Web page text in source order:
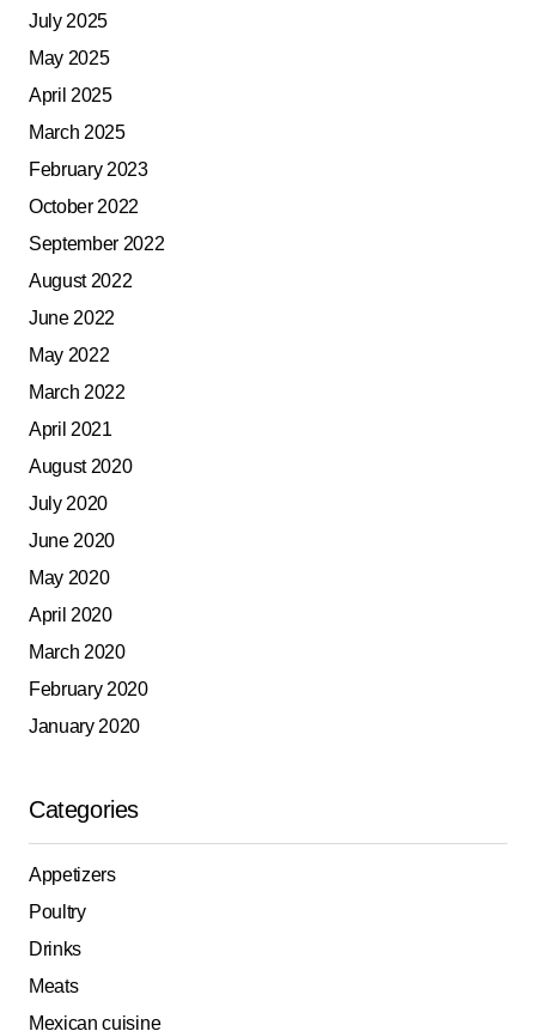
July 2025
May 2025
April 2025
March 2025
February 2023
October 2022
September 2022
August 2022
June 2022
May 2022
March 2022
April 2021
August 2020
July 2020
June 2020
May 2020
April 2020
March 2020
February 2020
January 2020
Categories
Appetizers
Poultry
Drinks
Meats
Mexican cuisine